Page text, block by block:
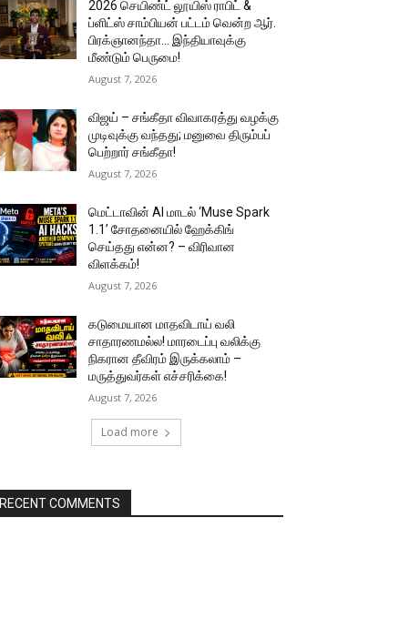
2026 செயிண்ட் லூயிஸ் ராபிட் &
ப்ளிட்ஸ் சாம்பியன் பட்டம் வென்ற ஆர்.
பிரக்ஞானந்தா… இந்தியாவுக்கு
மீண்டும் பெருமை!
August 7, 2026
விஜய் – சங்கீதா விவாகரத்து வழக்கு
முடிவுக்கு வந்தது; மனுவை திரும்பப்
பெற்றார் சங்கீதா!
August 7, 2026
மெட்டாவின் AI மாடல் ‘Muse Spark
1.1’ சோதனையில் ஹேக்கிங்
செய்தது என்ன? – விரிவான
விளக்கம்!
August 7, 2026
கடுமையான மாதவிடாய் வலி
சாதாரணமல்ல! மாரடைப்பு வலிக்கு
நிகரான தீவிரம் இருக்கலாம் –
மருத்துவர்கள் எச்சரிக்கை!
August 7, 2026
Load more
RECENT COMMENTS